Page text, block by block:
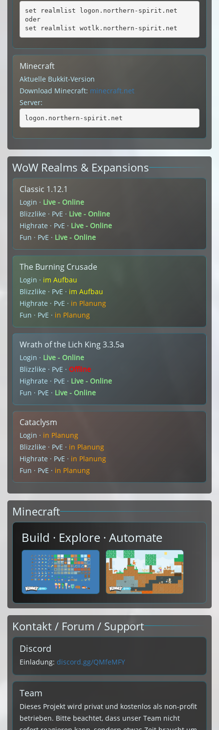
set realmlist logon.northern-spirit.net
oder
set realmlist wotlk.northern-spirit.net
Minecraft
Aktuelle Bukkit-Version
Download Minecraft: minecraft.net
Server:
logon.northern-spirit.net
WoW Realms & Expansions
Classic 1.12.1
Login · Live - Online
Blizzlike · PvE · Live - Online
Highrate · PvE · Live - Online
Fun · PvE · Live - Online
The Burning Crusade
Login · im Aufbau
Blizzlike · PvE · im Aufbau
Highrate · PvE · in Planung
Fun · PvE · in Planung
Wrath of the Lich King 3.3.5a
Login · Live - Online
Blizzlike · PvE · Offline
Highrate · PvE · Live - Online
Fun · PvE · Live - Online
Cataclysm
Login · in Planung
Blizzlike · PvE · in Planung
Highrate · PvE · in Planung
Fun · PvE · in Planung
Minecraft
Build · Explore · Automate
Kontakt / Forum / Support
Discord
Einladung: discord.gg/QMfeMFY
Team
Dieses Projekt wird privat und kostenlos als non-profit
betrieben. Bitte beachtet, dass unser Team nicht